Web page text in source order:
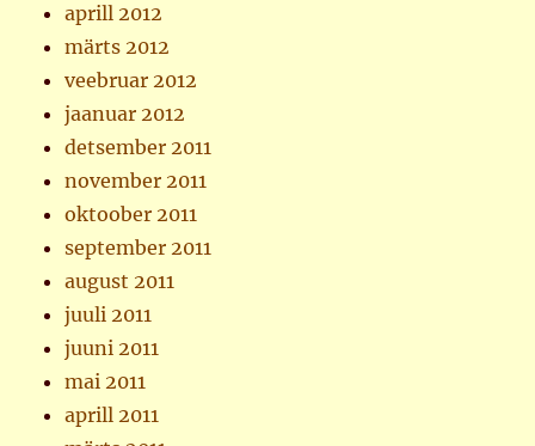
aprill 2012
märts 2012
veebruar 2012
jaanuar 2012
detsember 2011
november 2011
oktoober 2011
september 2011
august 2011
juuli 2011
juuni 2011
mai 2011
aprill 2011